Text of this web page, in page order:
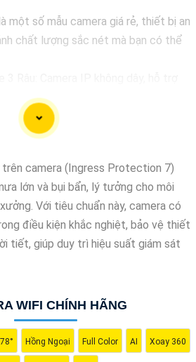
một số mẫu camera giá rẻ, thiết bị an
chất lượng sắc nét mà bạn có thể
có chất lượng hình ảnh sắc nét, giá
C2112CP: Camera dạng dome, chất
2CE56C0T-IRP: Camera thân hồng
khả năng quan sát ban đêm tốt, sắc
HDBW1200RP-Z: Camera dome chất
năng như chống ngược sáng, chống
kỹ thuật cũng như nguồn gốc xuất xứ
nhé đểHoàn toàn tin cậy
tin cậy.
camera (Ingress Protection 7)
lớn và bụi bẩn, lý tưởng cho môi
Với tiêu chuẩn này, camera có
điều kiện khắc nghiệt, bảo vệ thiết
tiết, giúp duy trì hiệu suất giám sát
WIFI CHÍNH HÃNG
78° Hồng Ngoại Full Color AI Xoay 360